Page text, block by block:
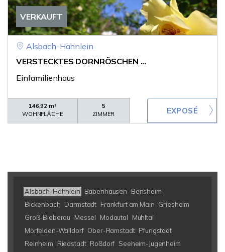
VERKAUFT
Alsbach-Hähnlein
VERSTECKTES DORNRÖSCHEN ...
Einfamilienhaus
146,92 m²
WOHNFLÄCHE
5
ZIMMER
Alsbach-Hähnlein Babenhausen
Bensheim
Bickenbach Darmstadt Frankfurt am Main Griesheim
Groß-Bieberau
Messel Modautal
Mühltal
Mörfelden-Walldorf Ober-Ramstadt Pfungstadt
Reinheim
Riedstadt Roßdorf Seeheim-Jugenheim